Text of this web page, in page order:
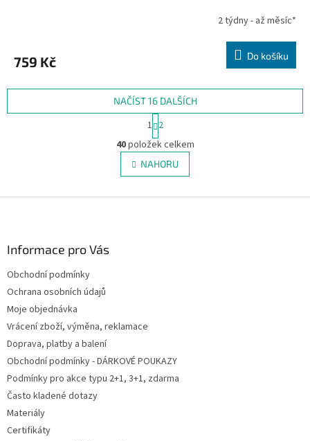
2 týdny - až měsíc*
759 Kč Do košíku
O
v
l
á
s
u
NAČÍST 16 DALŠÍCH
S
t
r
á
n
k
v
1 2
40položek celkem
NAHORU
Informace pro Vás
Obchodní podmínky
Ochrana osobních údajů
Moje objednávka
Vrácení zboží, výměna, reklamace
Doprava, platby a balení
Obchodní podmínky - DÁRKOVÉ POUKAZY
Podmínky pro akce typu 2+1, 3+1, zdarma
Často kladené dotazy
Materiály
Certifikáty